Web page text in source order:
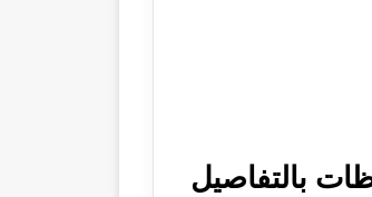
2025 في جميع المحافظات بالتفاصيل